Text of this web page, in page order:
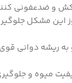
کش و ضدعفونی
مشکل
ریشه دوانی
میوه و